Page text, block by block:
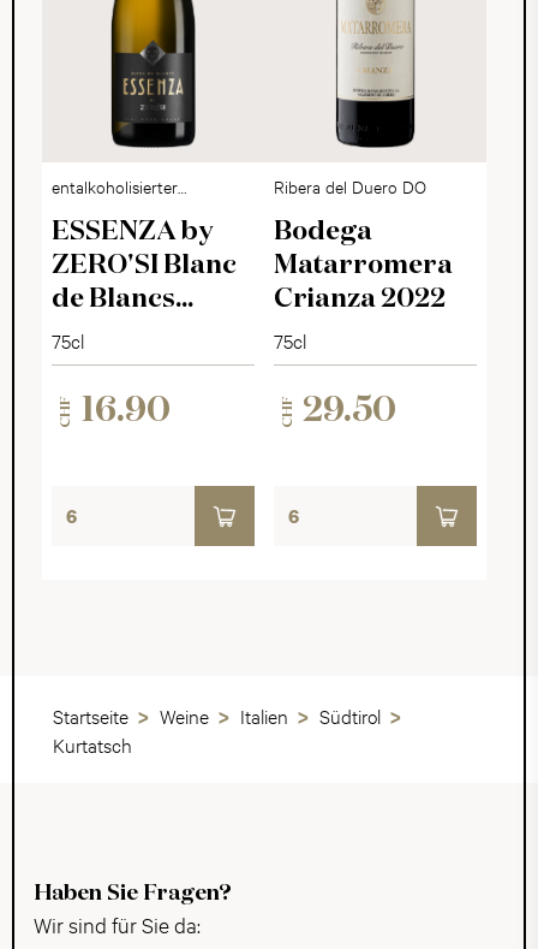
entalkoholisierter
Schaumwein
ESSENZA by
ZERO'SI Blanc
de Blancs
Millésimé 2025
75cl
CHF 16.90
Ribera del Duero DO
Bodega
Matarromera
Crianza 2022
75cl
CHF 29.50
Startseite Weine Italien
Südtirol
Kurtatsch
Haben Sie Fragen?
Wir sind für Sie da: